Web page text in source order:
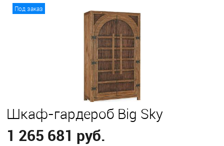
Под заказ
Шкаф-гардероб Big Sky
1 265 681 руб.